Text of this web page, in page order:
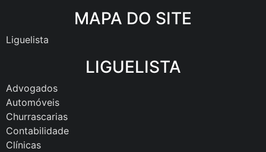
MAPA DO SITE
Liguelista
LIGUELISTA
Advogados
Automóveis
Churrascarias
Contabilidade
Clínicas